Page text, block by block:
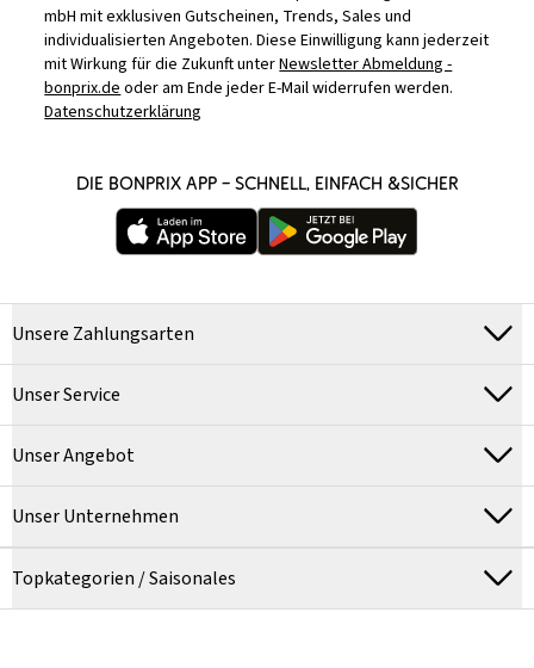
mbH mit exklusiven Gutscheinen, Trends, Sales und
individualisierten Angeboten. Diese Einwilligung kann jederzeit
mit Wirkung für die Zukunft unterNewsletter Abmeldung -
bonprix.deoder am Ende jeder E-Mail widerrufen werden.
Datenschutzerklärung
DIE BONPRIX APP – SCHNELL, EINFACH &SICHER
Unsere Zahlungsarten
Unser Service
Unser Angebot
Unser Unternehmen
Topkategorien / Saisonales